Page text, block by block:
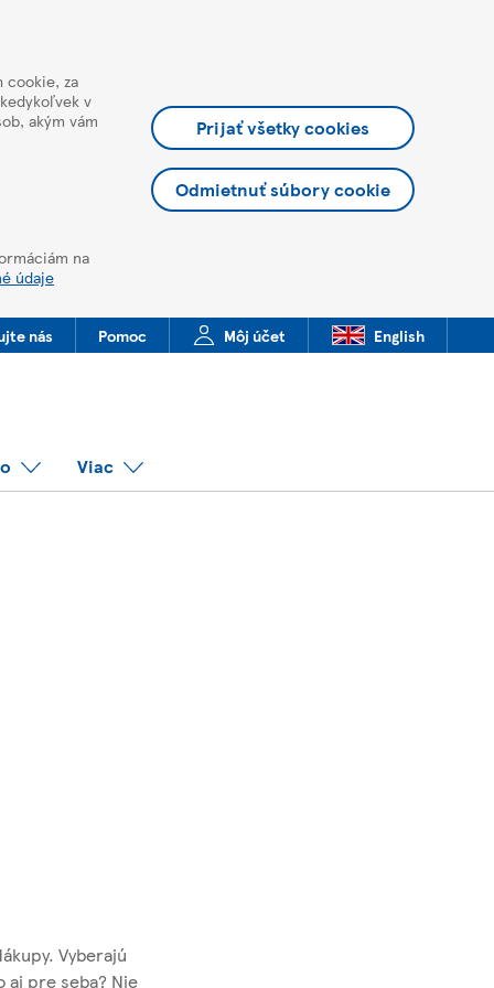
cookie, za
v
akým vám
na
údaje
Prijať všetky cookies
Odmietnuť súbory cookie
nás Pomoc Môj účet English
Viac
Vyberajú
aj pre seba? Nie